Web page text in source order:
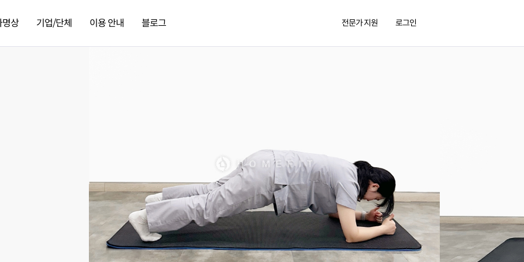
명상 기업/단체 이용 안내 블로그 전문가 지원 로그인